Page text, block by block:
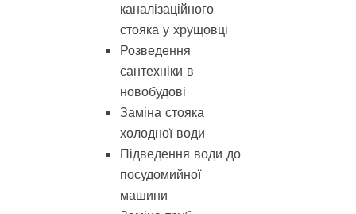
каналізаційного
стояка у хрущовці
Розведення
сантехніки в
новобудові
Заміна стояка
холодної води
Підведення води до
посудомийної
машини